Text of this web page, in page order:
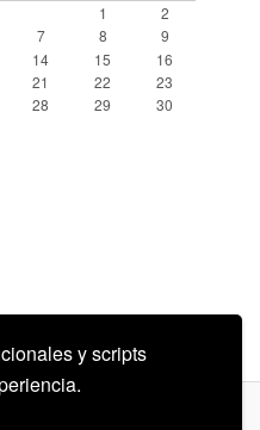
y scripts
1 2
7 8
9
14 15
16
21 22
23
28 29
30